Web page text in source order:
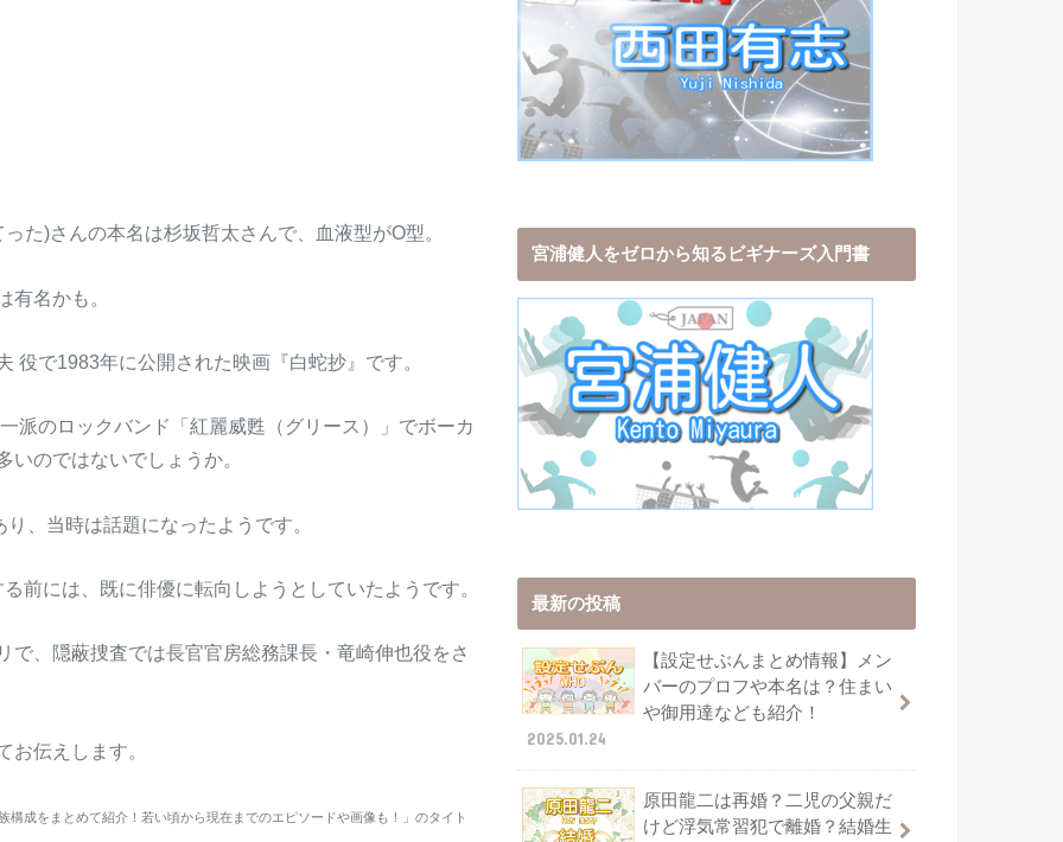
た)さんの本名は杉坂哲太さんで、血液型がO型。
有名かも。
役で1983年に公開された映画『白蛇抄』です。
派のロックバンド「紅麗威甦（グリース）」でボーカ
のではないでしょうか。
、当時は話題になったようです。
前には、既に俳優に転向しようとしていたようです。
、隠蔽捜査では長官官房総務課長・竜崎伸也役をさ
伝えします。
成をまとめて紹介！若い頃から現在までのエピソードや画像も！」のタイト
宮浦健人をゼロから知るビギナーズ入門書
最新の投稿
【設定せぶんまとめ情報】メン
バーのプロフや本名は？住まい
や御用達なども紹介！
2025.01.24
原田龍二は再婚？二児の父親だ
けど浮気常習犯で離婚？結婚生